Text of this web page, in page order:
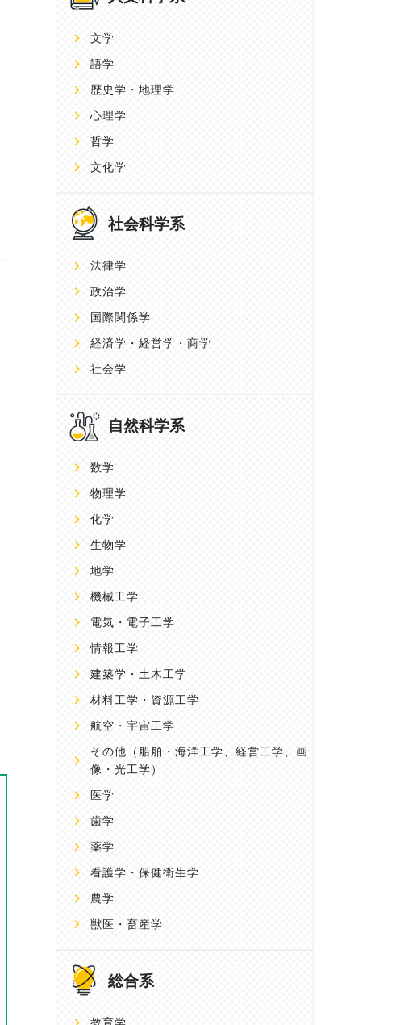
文学
語学
歴史学・地理学
心理学
哲学
文化学
社会科学系
法律学
政治学
国際関係学
経済学・経営学・商学
社会学
自然科学系
数学
物理学
化学
生物学
地学
機械工学
電気・電子工学
情報工学
建築学・土木工学
材料工学・資源工学
航空・宇宙工学
その他 （船舶・海洋工学、経営工学、画
像・光工学）
医学
歯学
薬学
看護学・保健衛生学
農学
獣医・畜産学
総合系
教育学